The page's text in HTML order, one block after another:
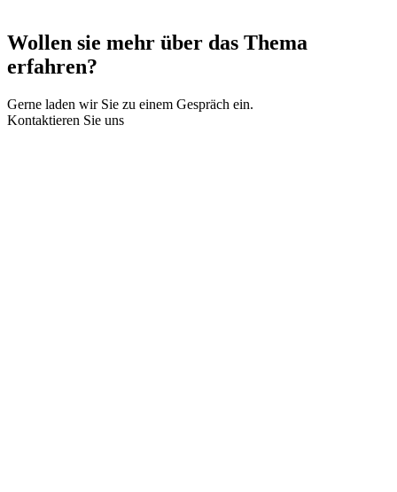
Wollen sie mehr über das Thema
erfahren?
Gerne laden wir Sie zu einem Gespräch ein.
Kontaktieren Sie uns